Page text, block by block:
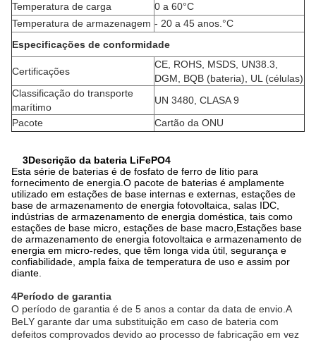
Temperatura de carga
0 a 60°C
Temperatura de armazenagem - 20 a 45 anos. °C
Especificações de conformidade
Certificações
CE, ROHS, MSDS, UN38.3,
DGM, BQB (bateria), UL (células)
Classificação do transporte
marítimo
UN 3480, CLASA 9
Pacote
Cartão da ONU
3Descrição da bateria LiFePO4
Esta série de baterias é de fosfato de ferro de lítio para
fornecimento de energia.O pacote de baterias é amplamente
utilizado em estações de base internas e externas, estações de
base de armazenamento de energia fotovoltaica, salas IDC,
indústrias de armazenamento de energia doméstica, tais como
estações de base micro, estações de base macro,Estações base
de armazenamento de energia fotovoltaica e armazenamento de
energia em micro-redes, que têm longa vida útil, segurança e
confiabilidade, ampla faixa de temperatura de uso e assim por
diante.
4Período de garantia
O período de garantia é de 5 anos a contar da data de envio.A
BeLY garante dar uma substituição em caso de bateria com
defeitos comprovados devido ao processo de fabricação em vez